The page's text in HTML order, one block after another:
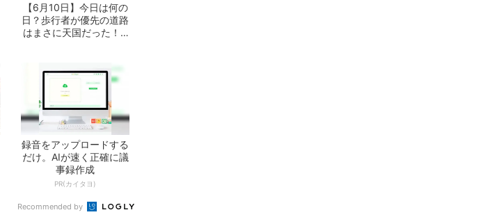
【6月10日】今日は何の
日？歩行者が優先の道路
はまさに天国だった！ -
録音をアップロードする
だけ。AIが速く正確に議
事録作成
PR(カイタヨ)
Recommended by